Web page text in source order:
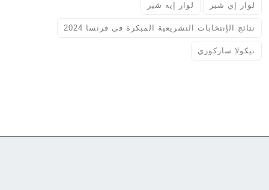
لوار إي شير لوار إيه شير
نتائج الإنتخابات التشريعية المبكرة في فرنسا 2024
نيكولا ساركوزي